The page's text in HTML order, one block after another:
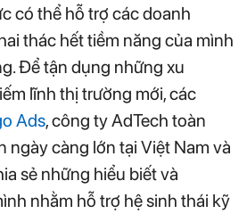
có thể hỗ trợ các doanh
thác hết tiềm năng của mình
Để tận dụng những xu
lĩnh thị trường mới, các
Ads, công ty AdTech toàn
ngày càng lớn tại Việt Nam và
sẻ những hiểu biết và
nhằm hỗ trợ hệ sinh thái kỹ